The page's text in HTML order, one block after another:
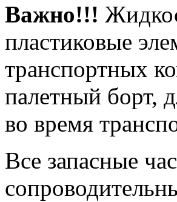
Важно!!!
пластиковые
транспортных
палетный борт,
во время
Все запасные